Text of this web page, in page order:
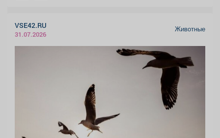
VSE42.RU
31.07.2026
Животные